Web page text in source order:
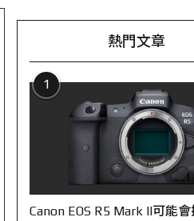
熱門文章
1
Canon EOS R5 Mark II可能